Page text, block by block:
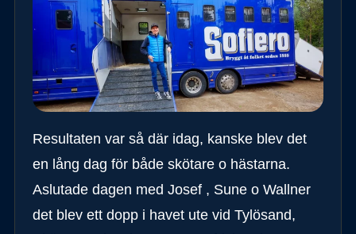
Resultaten var så där idag, kanske blev det
en lång dag för både skötare o hästarna.
Aslutade dagen med Josef , Sune o Wallner
det blev ett dopp i havet ute vid Tylösand,